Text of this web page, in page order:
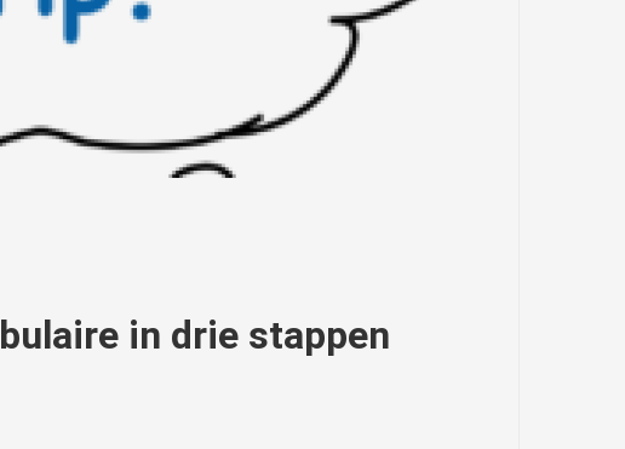
in drie stappen